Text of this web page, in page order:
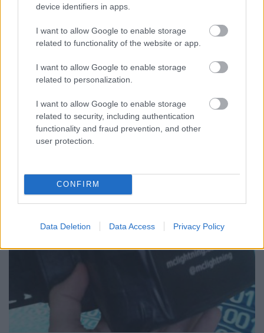
device identifiers in apps.
I want to allow Google to enable storage
related to functionality of the website or app.
I want to allow Google to enable storage
related to personalization.
I want to allow Google to enable storage
related to security, including authentication
functionality and fraud prevention, and other
user protection.
CONFIRM
Data Deletion Data Access Privacy Policy
Sárkánykopogtató Madridból
• 2016. április 19.
A madridi digitális festő és illusztrátor Sonia Verdu
különleges kopogtató fájljait osztotta meg az
Instructables-en és a Thingiverse-en. Verdu
korábban printelt már robotformájú okostelefon-
tartót, életnagyságú babákat, aztán a mitikus
hüllővel kezdett el foglalkozni: tavaly…